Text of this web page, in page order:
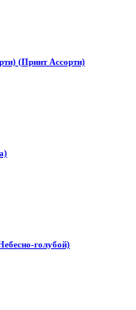
(Принт Ассорти)
голубой)